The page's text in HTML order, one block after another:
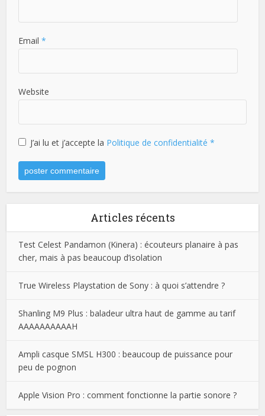
Email *
Website
J’ai lu et j’accepte la Politique de confidentialité*
Articles récents
Test Celest Pandamon (Kinera) : écouteurs planaire à pas
cher, mais à pas beaucoup d’isolation
True Wireless Playstation de Sony : à quoi s’attendre ?
Shanling M9 Plus : baladeur ultra haut de gamme au tarif
AAAAAAAAAAH
Ampli casque SMSL H300 : beaucoup de puissance pour
peu de pognon
Apple Vision Pro : comment fonctionne la partie sonore ?